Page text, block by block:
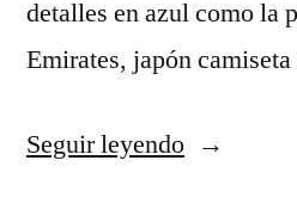
detalles en azul como la
Emirates, japón
Seguir leyendo«camisetas